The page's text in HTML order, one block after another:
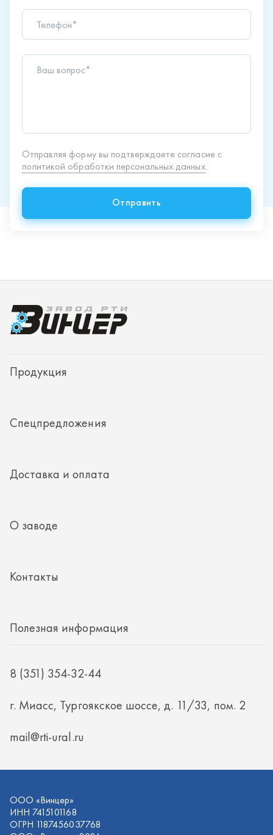
Ваш вопрос*
Отправляя форму вы подтверждаете согласие с
политикой обработки персональных данных
Спецпредложения
Доставка и оплата
8 (351) 354-32-44
ИНН 7415101168
ОГРН 1187456037768
Политика конфиденциальности